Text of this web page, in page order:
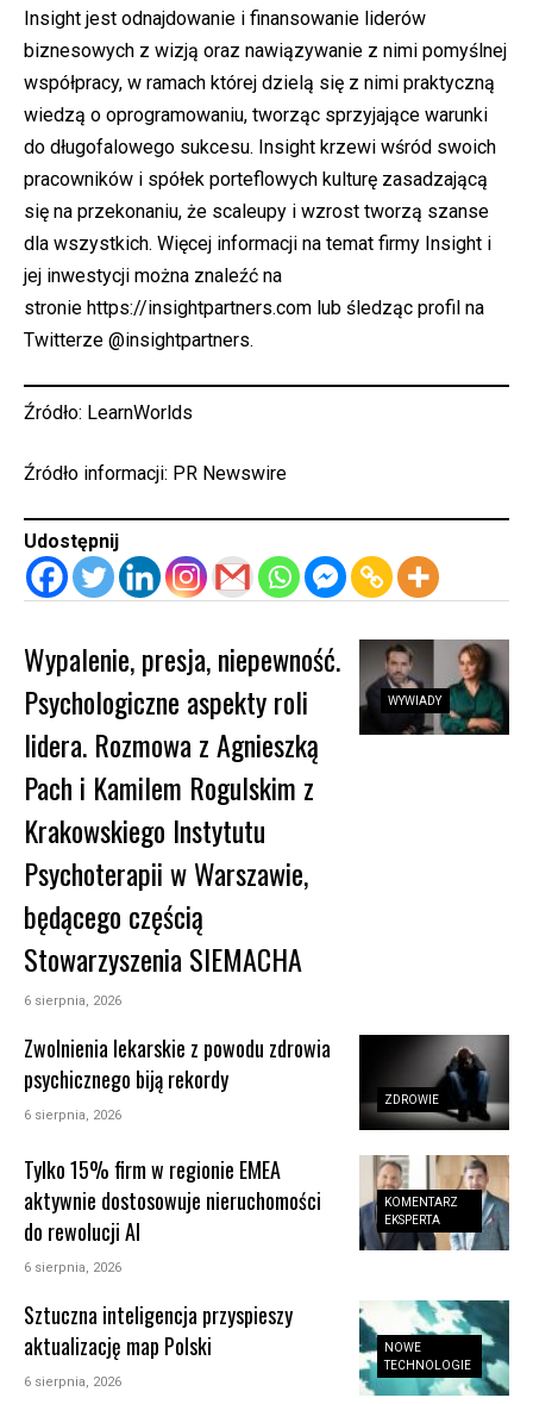
Insight jest odnajdowanie i finansowanie liderów
biznesowych z wizją oraz nawiązywanie z nimi pomyślnej
współpracy, w ramach której dzielą się z nimi praktyczną
wiedzą o oprogramowaniu, tworząc sprzyjające warunki
do długofalowego sukcesu. Insight krzewi wśród swoich
pracowników i spółek porteflowych kulturę zasadzającą
się na przekonaniu, że scaleupy i wzrost tworzą szanse
dla wszystkich. Więcej informacji na temat firmy Insight i
jej inwestycji można znaleźć na
stronie https://insightpartners.com lub śledząc profil na
Twitterze @insightpartners.
Źródło: LearnWorlds
Źródło informacji: PR Newswire
Udostępnij
WYWIADY
Wypalenie, presja, niepewność.
Psychologiczne aspekty roli
lidera. Rozmowa z Agnieszką
Pach i Kamilem Rogulskim z
Krakowskiego Instytutu
Psychoterapii w Warszawie,
będącego częścią
Stowarzyszenia SIEMACHA
6 sierpnia, 2026
ZDROWIE
Zwolnienia lekarskie z powodu zdrowia
psychicznego biją rekordy
6 sierpnia, 2026
KOMENTARZ
EKSPERTA
Tylko 15% firm w regionie EMEA
aktywnie dostosowuje nieruchomości
do rewolucji AI
6 sierpnia, 2026
NOWE
TECHNOLOGIE
Sztuczna inteligencja przyspieszy
aktualizację map Polski
6 sierpnia, 2026